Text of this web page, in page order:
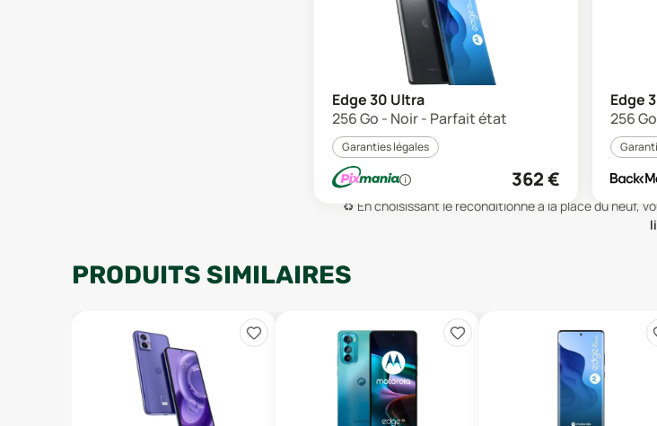
Edge 30 Ultra
256 Go - Noir - Parfait état
Garanties légales
362€
Edge
256
♻️ En choisissant le reconditionné à la place du neuf,
PRODUITS SIMILAIRES